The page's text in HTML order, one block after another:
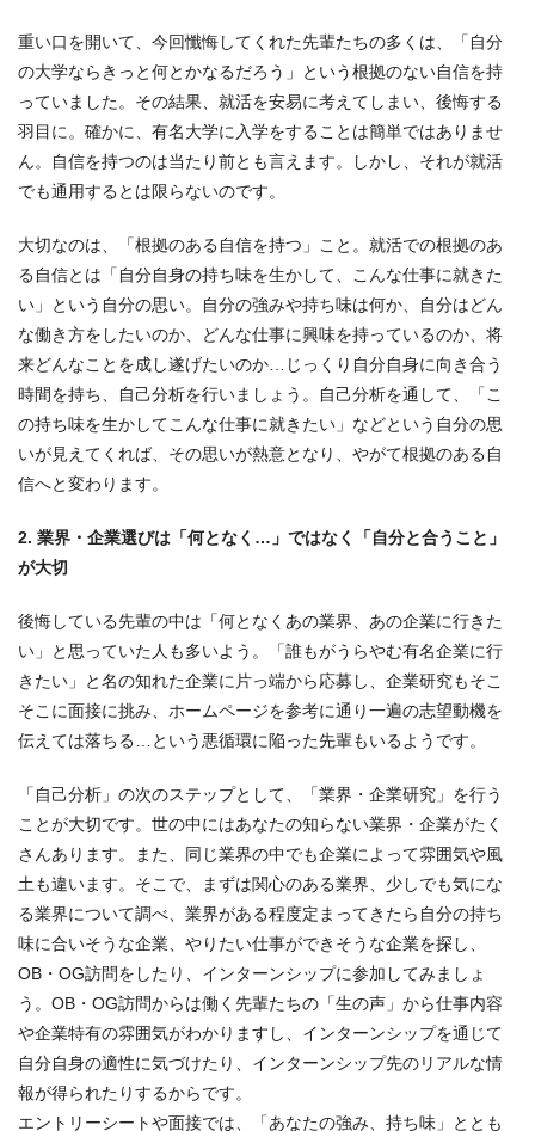
重い口を開いて、今回懺悔してくれた先輩たちの多くは、「自分
の大学ならきっと何とかなるだろう」という根拠のない自信を持
っていました。その結果、就活を安易に考えてしまい、後悔する
羽目に。確かに、有名大学に入学をすることは簡単ではありませ
ん。自信を持つのは当たり前とも言えます。しかし、それが就活
でも通用するとは限らないのです。
大切なのは、「根拠のある自信を持つ」こと。就活での根拠のあ
る自信とは「自分自身の持ち味を生かして、こんな仕事に就きた
い」という自分の思い。自分の強みや持ち味は何か、自分はどん
な働き方をしたいのか、どんな仕事に興味を持っているのか、将
来どんなことを成し遂げたいのか…じっくり自分自身に向き合う
時間を持ち、自己分析を行いましょう。自己分析を通して、「こ
の持ち味を生かしてこんな仕事に就きたい」などという自分の思
いが見えてくれば、その思いが熱意となり、やがて根拠のある自
信へと変わります。
2. 業界・企業選びは「何となく…」ではなく「自分と合うこと」
が大切
後悔している先輩の中は「何となくあの業界、あの企業に行きた
い」と思っていた人も多いよう。「誰もがうらやむ有名企業に行
きたい」と名の知れた企業に片っ端から応募し、企業研究もそこ
そこに面接に挑み、ホームページを参考に通り一遍の志望動機を
伝えては落ちる…という悪循環に陥った先輩もいるようです。
「自己分析」の次のステップとして、「業界・企業研究」を行う
ことが大切です。世の中にはあなたの知らない業界・企業がたく
さんあります。また、同じ業界の中でも企業によって雰囲気や風
土も違います。そこで、まずは関心のある業界、少しでも気にな
る業界について調べ、業界がある程度定まってきたら自分の持ち
味に合いそうな企業、やりたい仕事ができそうな企業を探し、
OB・OG訪問をしたり、インターンシップに参加してみましょ
う。OB・OG訪問からは働く先輩たちの「生の声」から仕事内容
や企業特有の雰囲気がわかりますし、インターンシップを通じて
自分自身の適性に気づけたり、インターンシップ先のリアルな情
報が得られたりするからです。
エントリーシートや面接では、「あなたの強み、持ち味」ととも